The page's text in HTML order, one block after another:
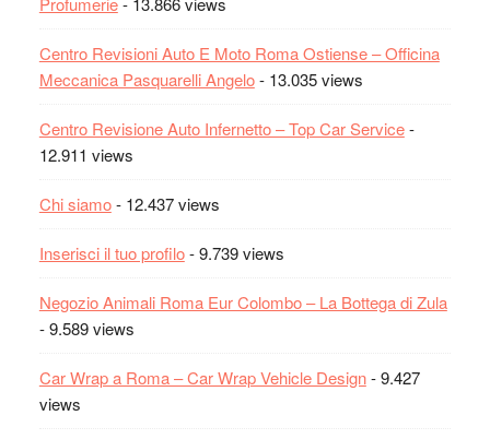
Centro Revisioni Auto E Moto Roma Ostiense – Officina
Meccanica Pasquarelli Angelo- 13.035 views
Centro Revisione Auto Infernetto – Top Car Service-
12.911 views
Chi siamo- 12.437 views
Inserisci il tuo profilo- 9.739 views
Negozio Animali Roma Eur Colombo – La Bottega di Zula
- 9.589 views
Car Wrap a Roma – Car Wrap Vehicle Design- 9.427
views